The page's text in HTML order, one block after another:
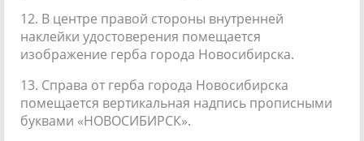
12. В центре правой стороны внутренней
наклейки удостоверения помещается
изображение герба города Новосибирска.
13. Справа от герба города Новосибирска
помещается вертикальная надпись прописными
буквами «НОВОСИБИРСК».